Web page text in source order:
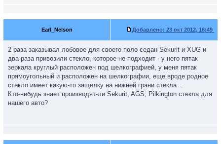
Earl_Nelson Добавлено: 23 окт 2012, 16:49
2 раза заказывал лобовое для своего поло седан Sekurit и XUG и
два раза привозили стекло, которое не подходит - у него пятак
зеркала круглый расположен под шелкографией, у меня пятак
прямоугольный и расположен на шелкографии, еще вроде родное
стекло имеет какую-то защелку на нижней грани стекла...
Кто-нибудь знает производят-ли Sekurit, AGS, Pilkington стекла для
нашего авто?